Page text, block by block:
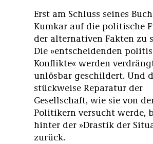
Erst am Schluss seines
Kumkar auf die politische
der alternativen Fakten zu
Die »entscheidenden
Konflikte« werden
unlösbar geschildert. Und
stückweise Reparatur der
Gesellschaft, wie sie von
Politikern versucht werde,
hinter der »Drastik der
zurück.